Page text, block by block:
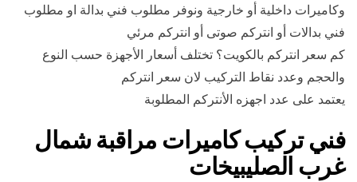
وكاميرات داخلية أو خارجية ونوفر مطلوب فني بدالة او مطلوب
فني بدالات أو انتركم صوتى أو انتركم مرئي
كم سعر انتركم بالكويت؟ تختلف أسعار الأجهزة حسب النوع
والحجم وعدد نقاط التركيب لان سعر انتركم
يعتمد على عدد اجهزه الأنتركم المطلوبة
فني تركيب كاميرات مراقبة شمال
غرب الصليبيخات